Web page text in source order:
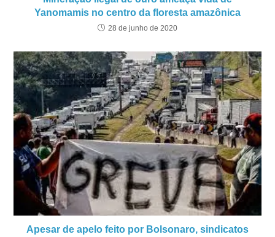
Yanomamis no centro da floresta amazônica
28 de junho de 2020
Apesar de apelo feito por Bolsonaro, sindicatos